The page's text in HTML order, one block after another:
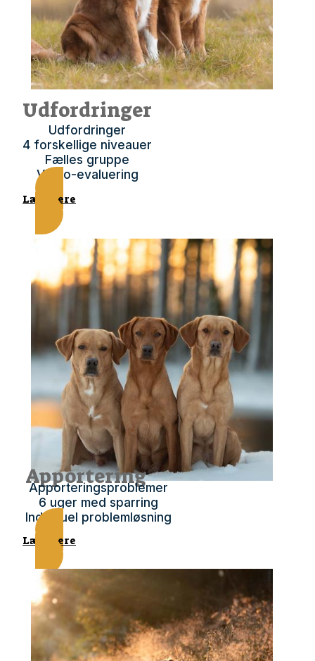
Udfordringer
Udfordringer
4 forskellige niveauer
Fælles gruppe
Video-evaluering
Læs mere
Apportering
Apporteringsproblemer
6 uger med sparring
Indviduel problemløsning
Læs mere